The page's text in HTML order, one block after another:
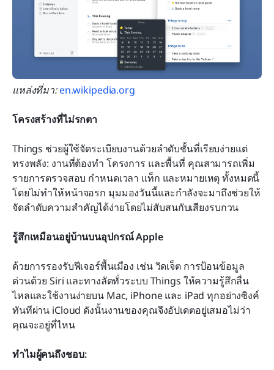
แหล่งที่มา: en.wikipedia.org
โครงสร้างที่ไม่รกตา
Things ช่วยผู้ใช้จัดระเบียบงานด้วยลำดับชั้นที่เรียบง่ายแต่
ทรงพลัง: งานที่ต้องทำ โครงการ และพื้นที่ คุณสามารถเพิ่ม
รายการตรวจสอบ กำหนดเวลา แท็ก และหมายเหตุ ทั้งหมดนี้
โดยไม่ทำให้หน้าจอรก มุมมองวันนี้และกำลังจะมาถึงช่วยให้
จัดลำดับความสำคัญได้ง่ายโดยไม่สับสนกับเสียงรบกวน
รู้สึกเหมือนอยู่บ้านบนอุปกรณ์ Apple
ด้วยการรองรับฟีเจอร์พื้นเมือง เช่น วิดเจ็ต การป้อนข้อมูล
ด่วนด้วย Siri และทางลัดทั่วระบบ Things ให้ความรู้สึกลื่น
ไหลและใช้งานง่ายบน Mac, iPhone และ iPad ทุกอย่างซิงค์
ทันทีผ่าน iCloud ดังนั้นงานของคุณจึงอัปเดตอยู่เสมอไม่ว่า
คุณจะอยู่ที่ไหน
ทำไมผู้คนถึงชอบ: